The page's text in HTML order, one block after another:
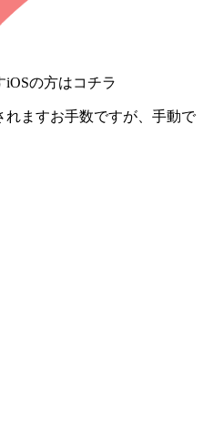
iOSの方はコチラ
れますお手数ですが、手動で